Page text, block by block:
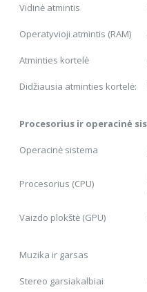
Vidinė atmintis
Operatyvioji atmintis (RAM)
Atminties kortelė
Didžiausia atminties kortelė:
Procesorius ir operacinė
Operacinė sistema
Procesorius (CPU)
Vaizdo plokštė (GPU)
Muzika ir garsas
Stereo garsiakalbiai